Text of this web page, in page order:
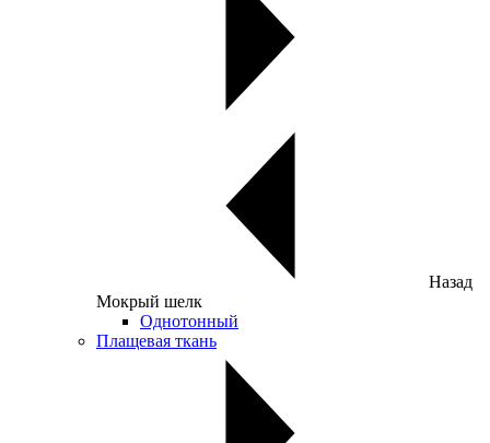
Назад
Мокрый шелк
Однотонный
Плащевая ткань